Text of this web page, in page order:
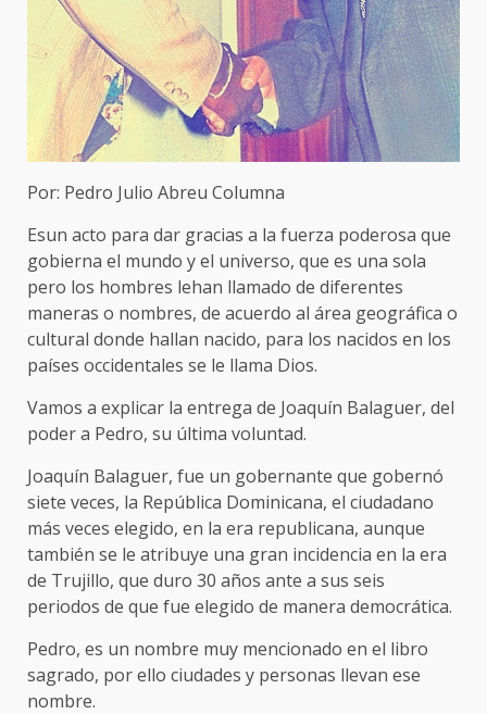
Por: Pedro Julio Abreu Columna
Esun acto para dar gracias a la fuerza poderosa que
gobierna el mundo y el universo, que es una sola
pero los hombres lehan llamado de diferentes
maneras o nombres, de acuerdo al área geográfica o
cultural donde hallan nacido, para los nacidos en los
países occidentales se le llama Dios.
Vamos a explicar la entrega de Joaquín Balaguer, del
poder a Pedro, su última voluntad.
Joaquín Balaguer, fue un gobernante que gobernó
siete veces, la República Dominicana, el ciudadano
más veces elegido, en la era republicana, aunque
también se le atribuye una gran incidencia en la era
de Trujillo, que duro 30 años ante a sus seis
periodos de que fue elegido de manera democrática.
Pedro, es un nombre muy mencionado en el libro
sagrado, por ello ciudades y personas llevan ese
nombre.